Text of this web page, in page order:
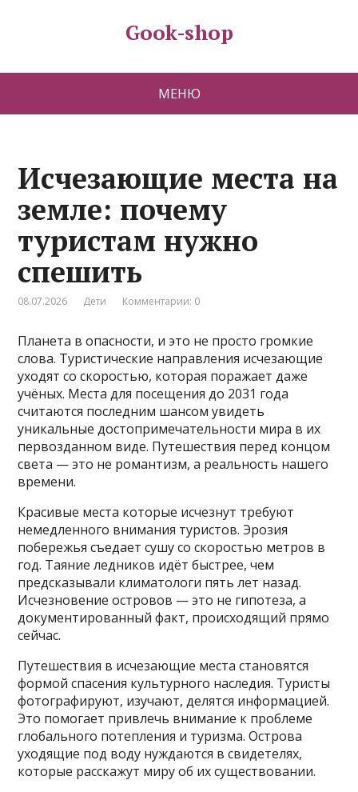
Gook-shop
МЕНЮ
Исчезающие места на
земле: почему
туристам нужно
спешить
08.07.2026 Дети Комментарии: 0
Планета в опасности, и это не просто громкие
слова. Туристические направления исчезающие
уходят со скоростью, которая поражает даже
учёных. Места для посещения до 2031 года
считаются последним шансом увидеть
уникальные достопримечательности мира в их
первозданном виде. Путешествия перед концом
света — это не романтизм, а реальность нашего
времени.
Красивые места которые исчезнут требуют
немедленного внимания туристов. Эрозия
побережья съедает сушу со скоростью метров в
год. Таяние ледников идёт быстрее, чем
предсказывали климатологи пять лет назад.
Исчезновение островов — это не гипотеза, а
документированный факт, происходящий прямо
сейчас.
Путешествия в исчезающие места становятся
формой спасения культурного наследия. Туристы
фотографируют, изучают, делятся информацией.
Это помогает привлечь внимание к проблеме
глобального потепления и туризма. Острова
уходящие под воду нуждаются в свидетелях,
которые расскажут миру об их существовании.